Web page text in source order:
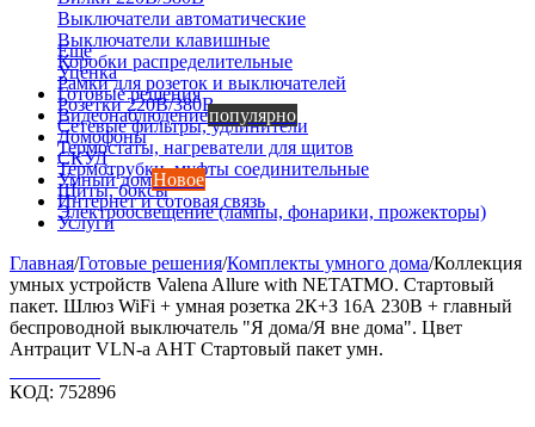
Выключатели автоматические
Выключатели клавишные
Коробки распределительные
Рамки для розеток и выключателей
Розетки 220В/380В
Сетевые фильтры, удлинители
Термостаты, нагреватели для щитов
Термотрубки, муфты соединительные
Щиты, боксы
Электроосвещение (лампы, фонарики, прожекторы)
Еще
Уценка
Готовые решения
Видеонаблюдениепопулярно
Домофоны
СКУД
Умный домНовое
Интернет и сотовая связь
Услуги
Главная/Готовые решения/Комплекты умного дома/Коллекция
умных устройств Valena Allure with NETATMO. Стартовый
пакет. Шлюз WiFi + умная розетка 2К+З 16А 230В + главный
беспроводной выключатель "Я дома/Я вне дома". Цвет
Антрацит VLN-a АНТ Стартовый пакет умн.
КОД: 752896